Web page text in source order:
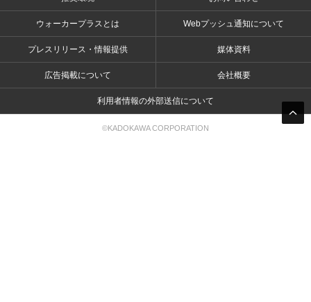
ウォーカープラスとは Webプッシュ通知について
プレスリリース・情報提供 媒体資料
広告掲載について 会社概要
利用者情報の外部送信について
©KADOKAWA CORPORATION